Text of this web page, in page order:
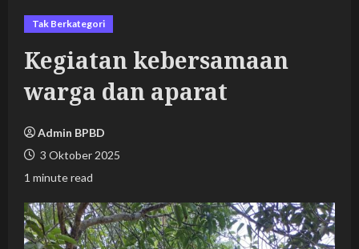
Tak Berkategori
Kegiatan kebersamaan
warga dan aparat
Admin BPBD
3 Oktober 2025
1 minute read